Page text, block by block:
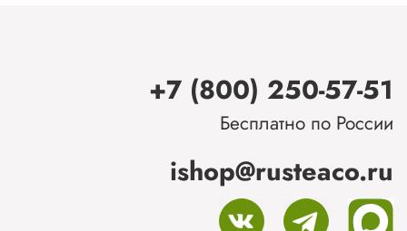
+7 (800) 250-57-51
Бесплатно по России
ishop@rusteaco.ru